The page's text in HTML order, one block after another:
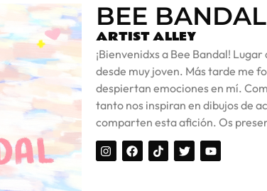
BEE BANDAL
ARTIST ALLEY
¡Bienvenidxs a Bee Bandal!
desde muy joven. Más tarde me
despiertan emociones en mí.
tanto nos inspiran en dibujos de
comparten esta afición. Os